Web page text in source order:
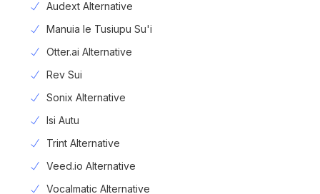
Audext Alternative
Manuia le Tusiupu Su'i
Otter.ai Alternative
Rev Sui
Sonix Alternative
Isi Autu
Trint Alternative
Veed.io Alternative
Vocalmatic Alternative